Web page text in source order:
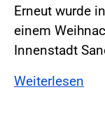
Erneut wurde
einem
Innenstadt
Weiterlesen